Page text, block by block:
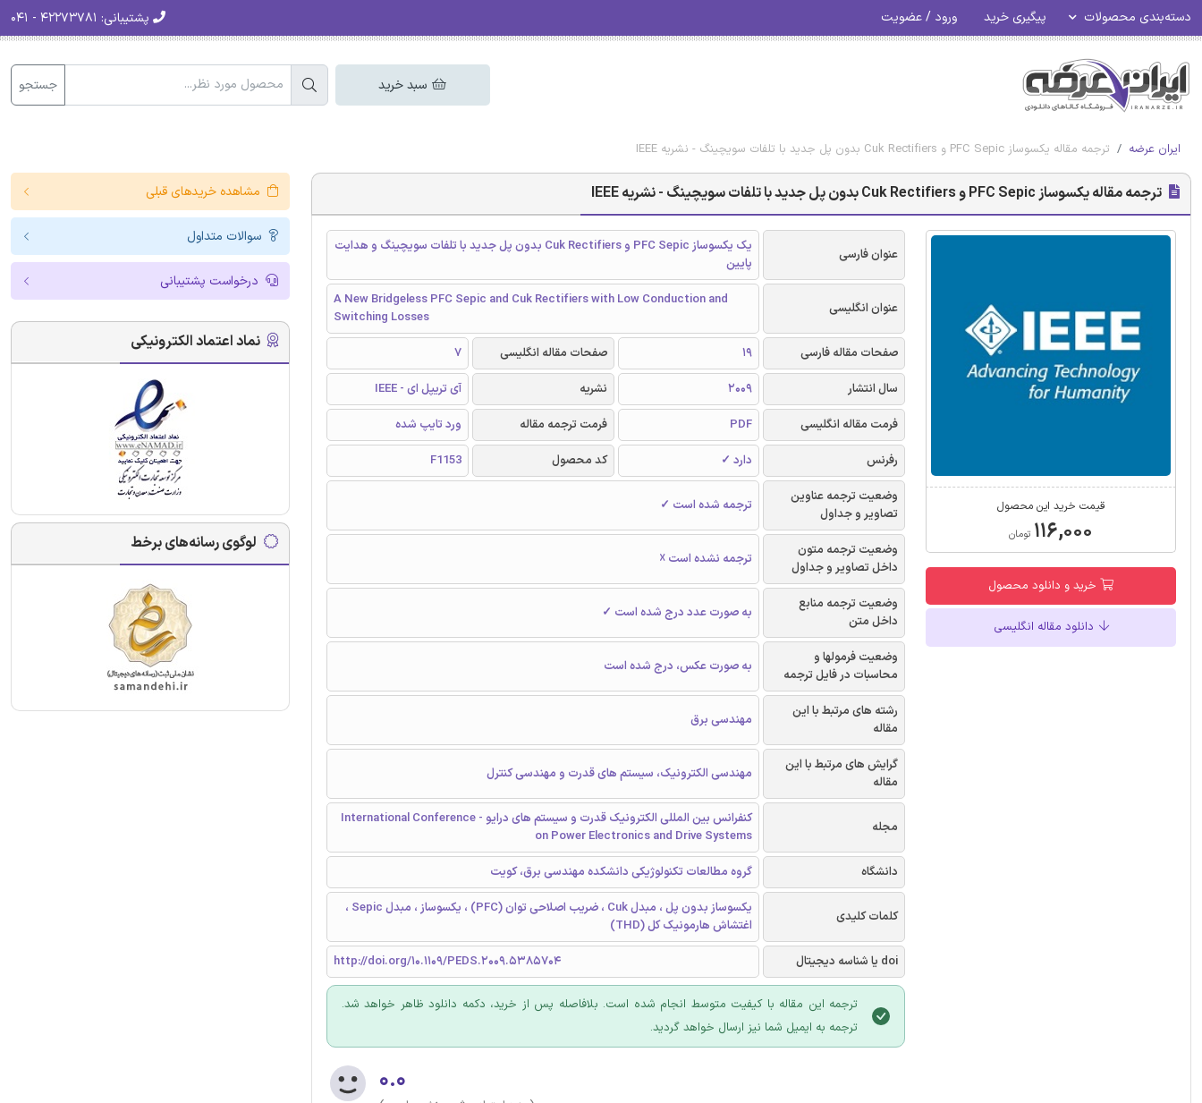
دسته‌بندی محصولات پیگیری خرید ورود / عضویت پشتیبانی:
سبد خرید جستجو
ایران عرضه ترجمه مقاله یکسوساز PFC Sepic و Cuk Rectifiers بدون پل جدید با تلفات سویچینگ - نشریه IEEE
ترجمه مقاله یکسوساز PFC Sepic و Cuk Rectifiers بدون پل جدید با تلفات سویچینگ - نشریه IEEE
قیمت خرید این محصول
۱۱۶,۰۰۰ تومان
خرید و دانلود محصول
دانلود مقاله انگلیسی
عنوان فارسی
یک یکسوساز PFC Sepic و Cuk Rectifiers بدون پل جدید با تلفات سویچینگ و هدایت
پایین
عنوان انگلیسی
A New Bridgeless PFC Sepic and Cuk Rectifiers with Low Conduction and
Switching Losses
صفحات مقاله فارسی
19 صفحات مقاله انگلیسی
7
سال انتشار
2009 نشریه
آی تریپل ای - IEEE
فرمت مقاله انگلیسی
PDF فرمت ترجمه مقاله
ورد تایپ شده
رفرنس
دارد ✓ کد محصول
F1153
وضعیت ترجمه عناوین
تصاویر و جداول
ترجمه شده است ✓
وضعیت ترجمه متون
داخل تصاویر و جداول
ترجمه نشده است ☓
وضعیت ترجمه منابع
داخل متن
به صورت عدد درج شده است ✓
وضعیت فرمولها و
محاسبات در فایل ترجمه
به صورت عکس، درج شده است
رشته های مرتبط با این
مقاله
مهندسی برق
گرایش های مرتبط با این
مقاله
مهندسی الکترونیک، سیستم های قدرت و مهندسی کنترل
مجله
کنفرانس بین المللی الکترونیک قدرت و سیستم های درایو - International Conference
on Power Electronics and Drive Systems
دانشگاه
گروه مطالعات تکنولوژیکی دانشکده مهندسی برق، کویت
کلمات کلیدی
یکسوساز بدون پل ، مبدل Cuk ، ضریب اصلاحی توان (PFC) ، یکسوساز ، مبدل Sepic ،
اغتشاش هارمونیک کل (THD)
doi یا شناسه دیجیتال
http://doi.org/10.1109/PEDS.2009.5385704
ترجمه این مقاله با کیفیت متوسط انجام شده است. بلافاصله پس از خرید، دکمه دانلود ظاهر خواهد شد.
ترجمه به ایمیل شما نیز ارسال خواهد گردید.
۰.۰
مشاهده خریدهای قبلی
سوالات متداول
درخواست پشتیبانی
نماد اعتماد الکترونیکی
لوگوی رسانه‌های برخط